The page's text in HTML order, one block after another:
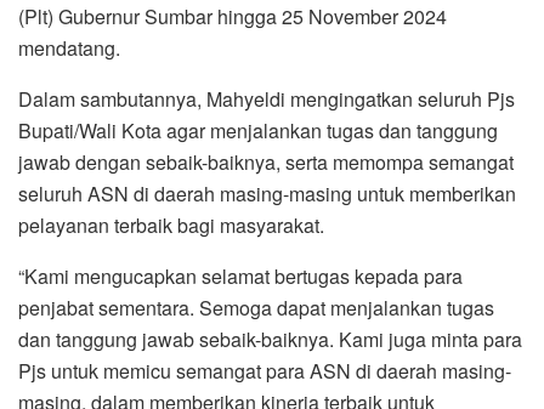
(Plt) Gubernur Sumbar hingga 25 November 2024
mendatang.
Dalam sambutannya, Mahyeldi mengingatkan seluruh Pjs
Bupati/Wali Kota agar menjalankan tugas dan tanggung
jawab dengan sebaik-baiknya, serta memompa semangat
seluruh ASN di daerah masing-masing untuk memberikan
pelayanan terbaik bagi masyarakat.
“Kami mengucapkan selamat bertugas kepada para
penjabat sementara. Semoga dapat menjalankan tugas
dan tanggung jawab sebaik-baiknya. Kami juga minta para
Pjs untuk memicu semangat para ASN di daerah masing-
masing, dalam memberikan kinerja terbaik untuk